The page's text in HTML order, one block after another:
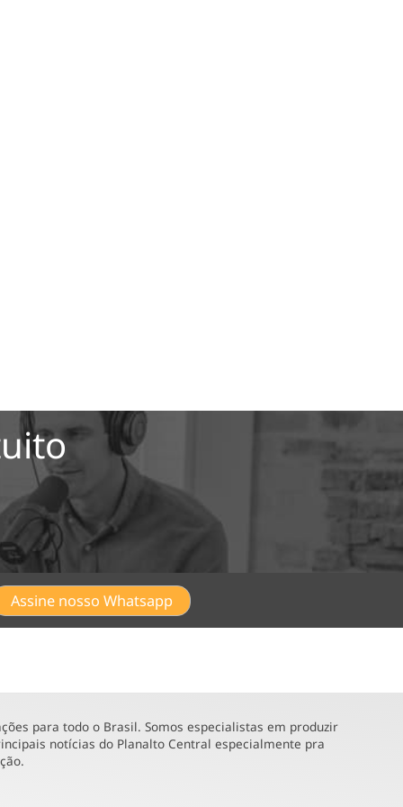
Assine nosso Whatsapp
para todo o Brasil. Somos especialistas em produzir
notícias do Planalto Central especialmente pra